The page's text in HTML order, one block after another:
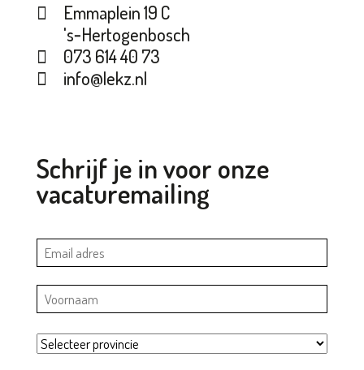
Emmaplein 19 C
's‑Hertogenbosch
073 614 40 73
info@lekz.nl
Schrijf je in voor onze
vacaturemailing